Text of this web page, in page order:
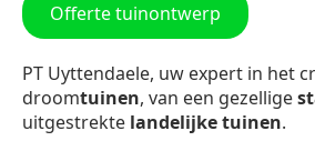
Offerte tuinontwerp
PT Uyttendaele, uw expert in het
droomtuinen, van een gezellige
uitgestrekte landelijke tuinen.